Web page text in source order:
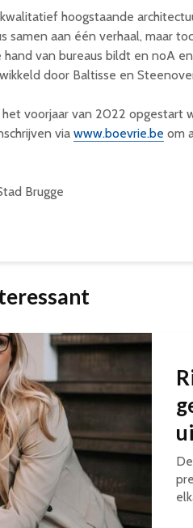
hoogstaande
samen aan één verhaal, maar
van bureaus bildt en noA
door Baltisse en
voorjaar van 2022 opgestart
via www.boevrie.be om
Brugge